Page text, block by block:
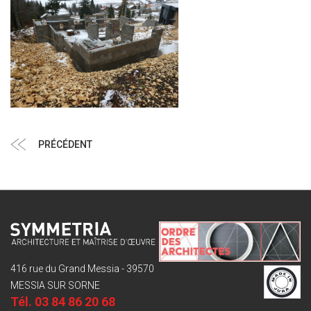
de
Article
PRÉCÉDENT
416 rue du Grand Messia - 39570
MESSIA SUR SORNE
Tél. 03 84 86 20 68